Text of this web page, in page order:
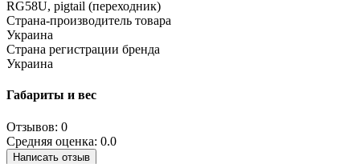
RG58U, pigtail (переходник)
Страна-производитель товара
Украина
Страна регистрации бренда
Украина
Габариты и вес
Отзывов: 0
Средняя оценка: 0.0
Написать отзыв